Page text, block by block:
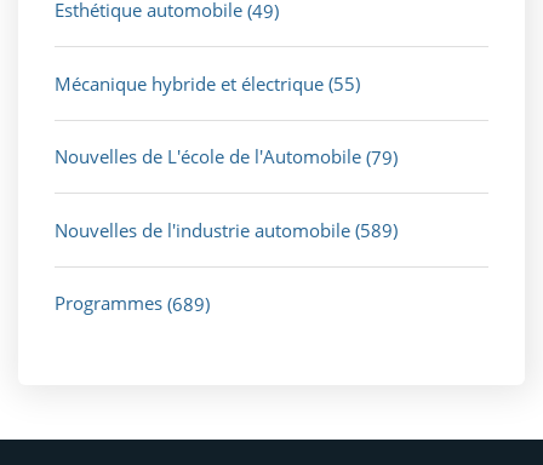
Esthétique automobile (49)
Mécanique hybride et électrique (55)
Nouvelles de L'école de l'Automobile (79)
Nouvelles de l'industrie automobile (589)
Programmes (689)